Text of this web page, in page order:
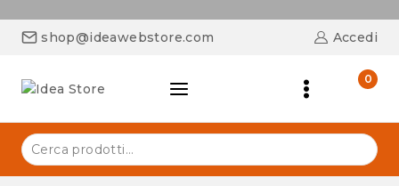
shop@ideawebstore.com Accedi
0